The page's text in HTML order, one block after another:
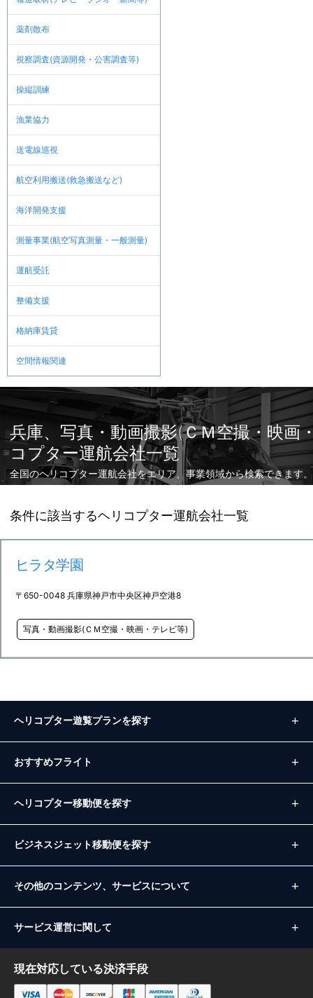
薬剤散布
視察調査(資源開発・公害調査等)
操縦訓練
漁業協力
送電線巡視
航空利用搬送(救急搬送など)
海洋開発支援
測量事業(航空写真測量・一般測量)
運航受託
整備支援
格納庫賃貸
空間情報関連
兵庫、写真・動画撮影(ＣＭ空撮・映画
コプター運航会社一覧
全国のヘリコプター運航会社をエリア、事業領域から検索できます。
条件に該当するヘリコプター運航会社一覧
ヒラタ学園
〒650-0048 兵庫県神戸市中央区神戸空港8
写真・動画撮影(ＣＭ空撮・映画・テレビ等)
ヘリコプター遊覧プランを探す
おすすめフライト
ヘリコプター移動便を探す
ビジネスジェット移動便を探す
その他のコンテンツ、サービスについて
サービス運営に関して
現在対応している決済手段